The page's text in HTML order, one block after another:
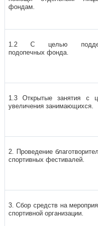
фондам.
1.2 С целью
подопечных фонда.
1.3 Открытые занятия с
увеличения занимающихся.
2. Проведение
спортивных фестивалей.
3. Сбор средств на
спортивной организации.